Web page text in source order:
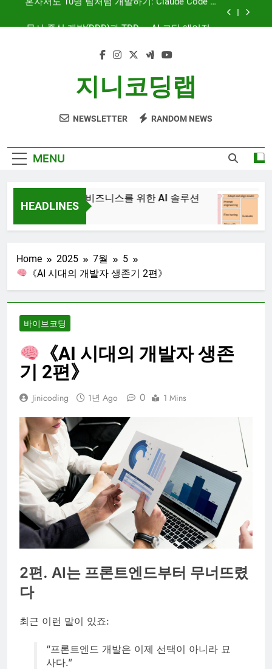
시대의 새로운 흐름
보여주는 시대
혼자서도 10명 팀처럼 개발하기: Claude Code 서
문서 중심 개발(DDD)과 TDD — AI 코딩 에이전트
AI와 함께하는 CMS 이야기
지니코딩랩
NEWSLETTER RANDOM NEWS
MENU
HEADLINES
JiniAI – 비즈니스를 위한 AI 솔루션
Home 2025 7월
5
《AI 시대의 개발자 생존기 2편》
바이브코딩
《AI 시대의 개발자 생존
기 2편》
Jinicoding 1년 Ago 0 1 Mins
2편. AI는 프론트엔드부터 무너뜨렸
다
최근 이런 말이 있죠:
“프론트엔드 개발은 이제 선택이 아니라 묘
사다.”